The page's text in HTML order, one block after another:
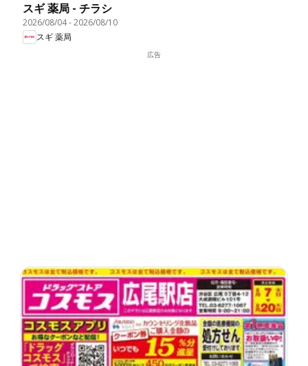
スギ 薬局 - チラシ
2026/08/04-2026/08/10
スギ 薬局
広告